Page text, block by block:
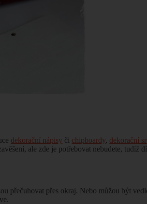
dekorační nápisy či chipboardy, dekorační
ale zde je potřebovat nebudete, tudíž
přečuhovat přes okraj. Nebo můžou být